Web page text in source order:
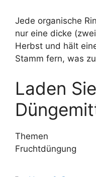
Jede organische
nur eine dicke
Herbst und hält
Stamm fern, was
Laden Sie
Themen
Fruchtdüngung